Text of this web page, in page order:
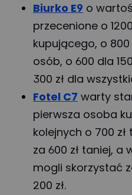
Biurko E9 o
przecenione o
kupującego, o
osób, o 600 dla
300 zł dla
Fotel C7 warty
pierwsza osoba
kolejnych o 700
za 600 zł taniej,
mogli skorzystać
200 zł.